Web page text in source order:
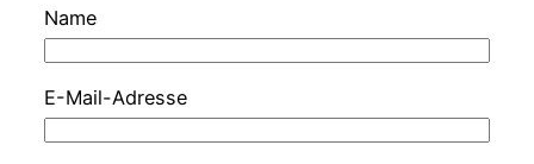
Name
E-Mail-Adresse